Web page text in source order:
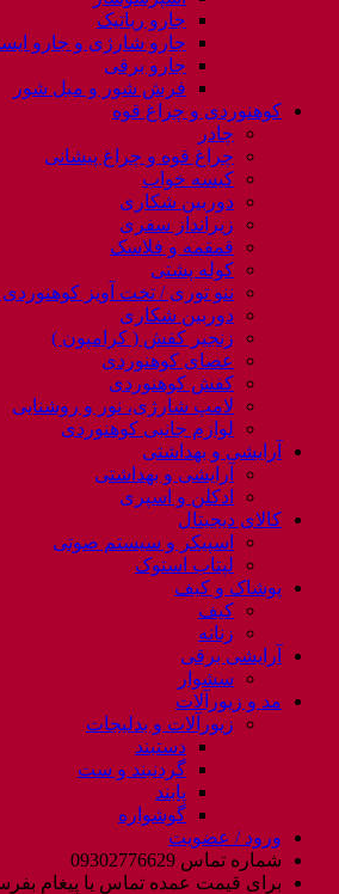
جارو رباتیک
جارو شارژی و جارو
جارو برقی
فرش شور و مبل شور
کوهنوردی و چراغ قوه
چادر
چراغ قوه و چراغ پیشانی
کیسه خواب
دوربین شکاری
زیرانداز سفری
قمقمه و فلاسک
کوله پشتی
ننو توری / تخت آویز
دوربین شکاری
زنجیر کفش ( کرامپون )
عصای کوهنوردی
کفش کوهنوردی
لامپ شارژی، نور و روشنایی
لوازم جانبی کوهنوردی
آرایشی و بهداشتی
آرایشی و بهداشتی
ادکلن و اسپری
کالای دیجیتال
اسپیکر و سیستم صوتی
لپتاب استوک
پوشاک و کیف
کیف
زنانه
آرایشی برقی
سشوار
مد و زیورآلات
زیورآلات و بدلیجات
دستبند
گردنبند و ست
پابند
گوشواره
ورود / عضویت
شماره تماس 09302776629
برای قیمت عمده تماس یا پیغام